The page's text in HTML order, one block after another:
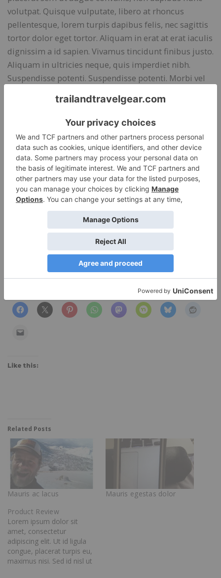
volutpat. Quisque vulputate, libero at rhoncus
pellentesque, lorem turpis dapibus felis, nec sagittis
tortor dolor eget tortor. Aliquam in erat at erat iaculis
dignissim a id sapien. Vivamus tincidunt finibus justo.
Aliquam in ultricies neque, quis imperdiet nibh.
Suspendisse potenti. Suspendisse potenti. Morbi vel
quis accumsan feugiat.
Praesent fermentum eros id odio porttitor, a volutpat
justo laoreet. Aenean non ipsum rhoncus, placerat est
nec, egestas sem. Nunc rutrum neque viverra eros
aliquet, eget dapibus mi facilisis. Donec dictum dolor
enim, ac viverra massa iaculis pulvinar. Sed ac
malesuada ligula, sed pulvinar justo. Donec ac velit
lacus. Aliquam nec ante quam. Sed cursus ligula et
auctor efficitur. Nullam varius id est sed tempus.
Donec ac dapibus tortor. Morbi iaculis est lectus.
Pellentesque ut justo in est fringilla lacinia.
Like this:
Related Posts
Mauris ac lacus
Mauris egestas dolor
Product Review
Lorem ipsum dolor sit
amet, consectetur
adipiscing elit. Ut id ligula
congue, placerat turpis eu,
maximus nisi. Sed id nisl ut